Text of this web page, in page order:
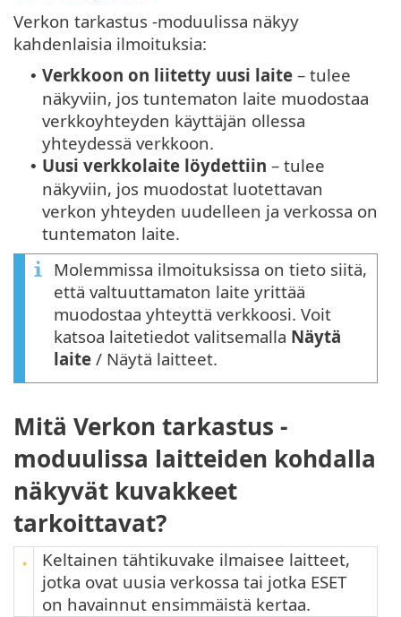
Verkon tarkastus -moduulissa näkyy
kahdenlaisia ilmoituksia:
• Verkkoon on liitetty uusi laite – tulee
näkyviin, jos tuntematon laite muodostaa
verkkoyhteyden käyttäjän ollessa
yhteydessä verkkoon.
• Uusi verkkolaite löydettiin – tulee
näkyviin, jos muodostat luotettavan
verkon yhteyden uudelleen ja verkossa on
tuntematon laite.
Molemmissa ilmoituksissa on tieto siitä,
että valtuuttamaton laite yrittää
muodostaa yhteyttä verkkoosi. Voit
katsoa laitetiedot valitsemalla Näytä
laite / Näytä laitteet.
Mitä Verkon tarkastus -
moduulissa laitteiden kohdalla
näkyvät kuvakkeet
tarkoittavat?
Keltainen tähtikuvake ilmaisee laitteet,
jotka ovat uusia verkossa tai jotka ESET
on havainnut ensimmäistä kertaa.